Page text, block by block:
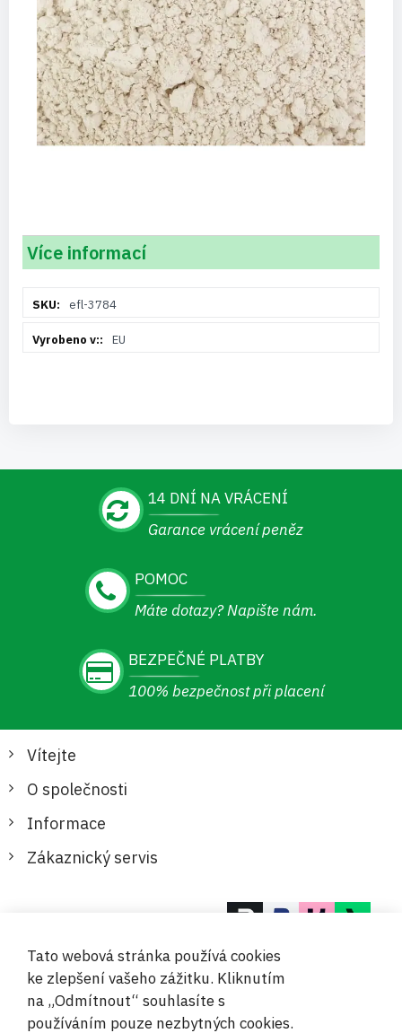
Více informací
informacíefl-3784
EU
14 DNÍ NA VRÁCENÍ
Garance vrácení peněz
POMOC
Máte dotazy? Napište nám.
BEZPEČNÉ PLATBY
100% bezpečnost při placení
Vítejte
O společnosti
Informace
Zákaznický servis
Tato webová stránka používá cookies
ke zlepšení vašeho zážitku. Kliknutím
na „Odmítnout“ souhlasíte s
používáním pouze nezbytných cookies.